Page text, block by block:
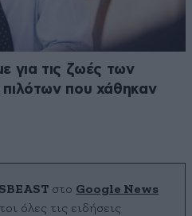
για τις ζωές των
που χάθηκαν
στο Google News
όλες τις ειδήσεις